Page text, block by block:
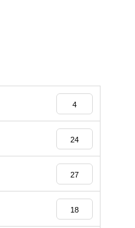
4
24
27
18